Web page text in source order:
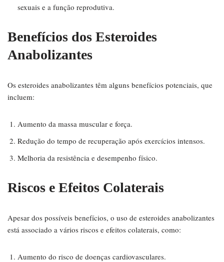
sexuais e a função reprodutiva.
Benefícios dos Esteroides
Anabolizantes
Os esteroides anabolizantes têm alguns benefícios potenciais, que
incluem:
Aumento da massa muscular e força.
Redução do tempo de recuperação após exercícios intensos.
Melhoria da resistência e desempenho físico.
Riscos e Efeitos Colaterais
Apesar dos possíveis benefícios, o uso de esteroides anabolizantes
está associado a vários riscos e efeitos colaterais, como:
Aumento do risco de doenças cardiovasculares.